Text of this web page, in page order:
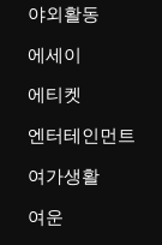
야외활동
에세이
에티켓
엔터테인먼트
여가생활
여운